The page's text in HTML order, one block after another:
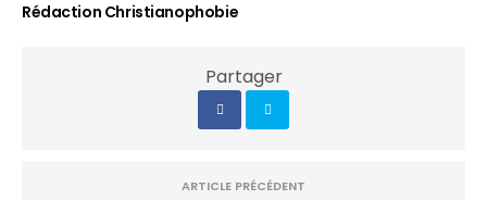
Rédaction Christianophobie
Partager
ARTICLE PRÉCÉDENT